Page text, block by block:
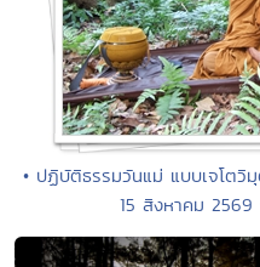
• ปฏิบัติธรรมวันแม่ แบบเจโตวิ
15 สิงหาคม